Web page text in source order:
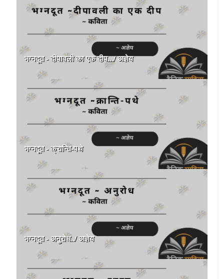
भग्नदूत - दीपावली का एक दीप.../ अज्ञेय
भग्नदूत - क्रान्ति-पथे
भग्नदूत - अनुरोध../ अज्ञेय